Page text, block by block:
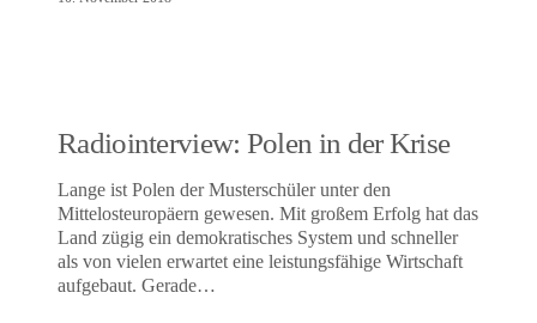
Radiointerview: Polen in der Krise
Lange ist Polen der Musterschüler unter den
Mittelosteuropäern gewesen. Mit großem Erfolg hat das
Land zügig ein demokratisches System und schneller
als von vielen erwartet eine leistungsfähige Wirtschaft
aufgebaut. Gerade…